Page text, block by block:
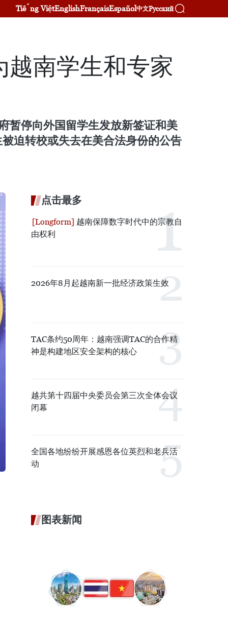
Tiếng ViệtEnglishFrançaisEspañol中文Русский
南学生和专家
暂停向外国留学生发放新签证和美
迫转校或失去在美合法身份的公告
点击最多
越南保障数字时代中的宗教自
由权利
2026年8月起越南新一批经济政策生效
TAC条约50周年：越南强调TAC的合作精
神是构建地区安全架构的核心
越共第十四届中央委员会第三次全体会议
闭幕
全国各地纷纷开展感恩各位英烈和老兵活
动
图表新闻